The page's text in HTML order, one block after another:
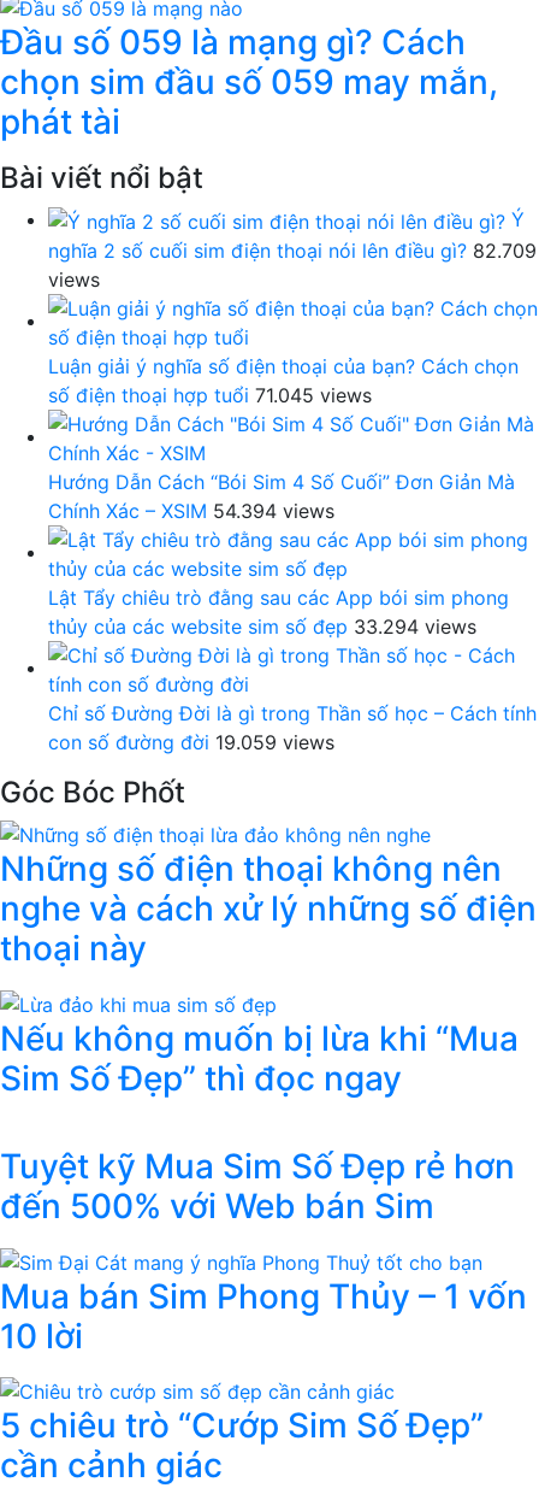
Đầu số 059 là mạng gì? Cách
chọn sim đầu số 059 may mắn,
phát tài
Bài viết nổi bật
Ý
nghĩa 2 số cuối sim điện thoại nói lên điều gì? 82.709
views
Luận giải ý nghĩa số điện thoại của bạn? Cách chọn
số điện thoại hợp tuổi 71.045 views
Hướng Dẫn Cách “Bói Sim 4 Số Cuối” Đơn Giản Mà
Chính Xác – XSIM 54.394 views
Lật Tẩy chiêu trò đằng sau các App bói sim phong
thủy của các website sim số đẹp 33.294 views
Chỉ số Đường Đời là gì trong Thần số học – Cách tính
con số đường đời 19.059 views
Góc Bóc Phốt
Những số điện thoại không nên
nghe và cách xử lý những số điện
thoại này
Nếu không muốn bị lừa khi “Mua
Sim Số Đẹp” thì đọc ngay
Tuyệt kỹ Mua Sim Số Đẹp rẻ hơn
đến 500% với Web bán Sim
Mua bán Sim Phong Thủy – 1 vốn
10 lời
5 chiêu trò “Cướp Sim Số Đẹp”
cần cảnh giác